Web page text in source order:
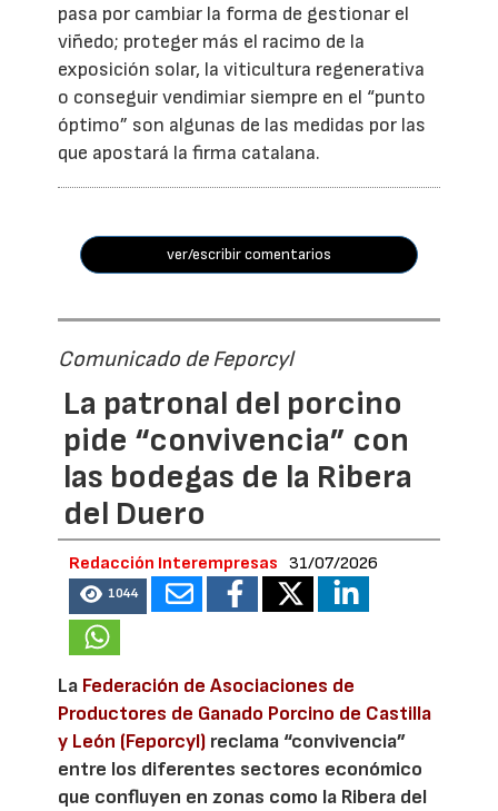
pasa por cambiar la forma de gestionar el
viñedo; proteger más el racimo de la
exposición solar, la viticultura regenerativa
o conseguir vendimiar siempre en el “punto
óptimo” son algunas de las medidas por las
que apostará la firma catalana.
ver/escribir comentarios
Comunicado de Feporcyl
La patronal del porcino
pide “convivencia” con
las bodegas de la Ribera
del Duero
Redacción Interempresas 31/07/2026
1044
La Federación de Asociaciones de
Productores de Ganado Porcino de Castilla
y León (Feporcyl) reclama “convivencia”
entre los diferentes sectores económico
que confluyen en zonas como la Ribera del